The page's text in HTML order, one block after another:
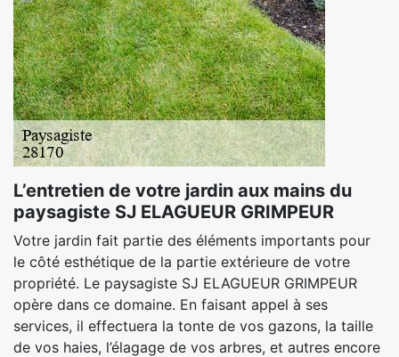
L’entretien de votre jardin aux mains du
paysagiste SJ ELAGUEUR GRIMPEUR
Votre jardin fait partie des éléments importants pour
le côté esthétique de la partie extérieure de votre
propriété. Le paysagiste SJ ELAGUEUR GRIMPEUR
opère dans ce domaine. En faisant appel à ses
services, il effectuera la tonte de vos gazons, la taille
de vos haies, l’élagage de vos arbres, et autres encore